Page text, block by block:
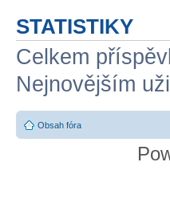
STATISTIKY
Celkem
Nejnovějším
Obsah fóra